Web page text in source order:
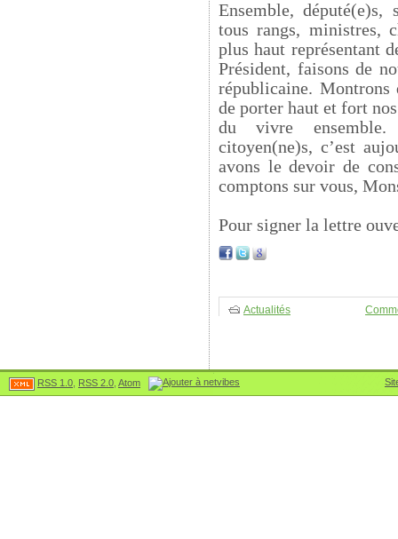
Ensemble, député(e)s,
tous rangs, ministres,
plus haut représentant
Président, faisons de
républicaine. Montrons
de porter haut et fort
du vivre ensemble.
citoyen(ne)s, c’est
avons le devoir de
comptons sur vous,
Pour signer la lettre
Actualités
RSS 1.0 RSS 2.0 Atom